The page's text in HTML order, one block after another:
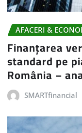
AFACERI &
Finanțarea
standard pe
România –
SMARTfinancial